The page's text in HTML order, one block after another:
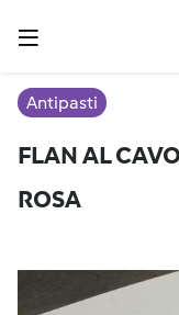
Antipasti
FLAN AL
ROSA